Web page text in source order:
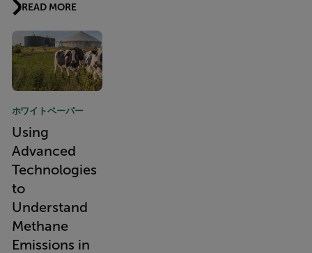
READ MORE
ホワイトペーパー
Using
Advanced
Technologies
to
Understand
Methane
Emissions in